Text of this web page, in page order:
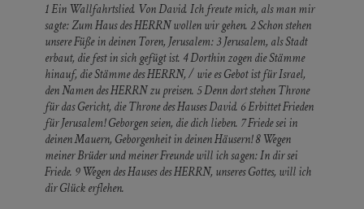
1 Ein Wallfahrtslied. Von David. Ich freute mich, als man mir
sagte: Zum Haus des HERRN wollen wir gehen. 2 Schon stehen
unsere Füße in deinen Toren, Jerusalem: 3 Jerusalem, als Stadt
erbaut, die fest in sich gefügt ist. 4 Dorthin zogen die Stämme
hinauf, die Stämme des HERRN, / wie es Gebot ist für Israel,
den Namen des HERRN zu preisen. 5 Denn dort stehen Throne
für das Gericht, die Throne des Hauses David. 6 Erbittet Frieden
für Jerusalem! Geborgen seien, die dich lieben. 7 Friede sei in
deinen Mauern, Geborgenheit in deinen Häusern! 8 Wegen
meiner Brüder und meiner Freunde will ich sagen: In dir sei
Friede. 9 Wegen des Hauses des HERRN, unseres Gottes, will ich
dir Glück erflehen.